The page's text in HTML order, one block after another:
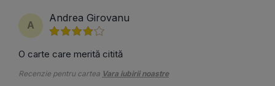
A
Andrea Girovanu
O carte care merită citită
Recenzie pentru cartea Vara iubirii noastre